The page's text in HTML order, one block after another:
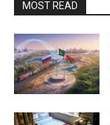
MOST READ